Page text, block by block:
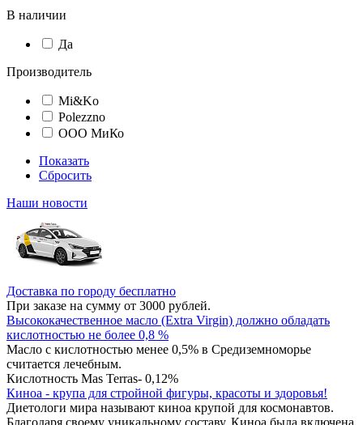
В наличии
Да
Производитель
Mi&Ko
Polezzno
ООО МиКо
Показать
Сбросить
Наши новости
Доставка по городу бесплатно
При заказе на сумму от 3000 рублей.
Высококачественное масло (Extra Virgin) должно обладать
кислотностью не более 0,8 %
Масло с кислотностью менее 0,5% в Средиземноморье
считается лечебным.
Кислотность Mas Terras- 0,12%
Киноа - крупа для стройной фигуры, красоты и здоровья!
Диетологи мира называют киноа крупой для космонавтов.